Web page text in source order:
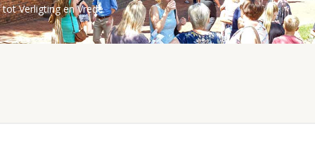
tot Verligting en Vrede